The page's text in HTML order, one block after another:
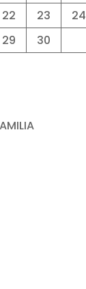
22 23 24
29 30